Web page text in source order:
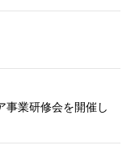
事業研修会を開催し